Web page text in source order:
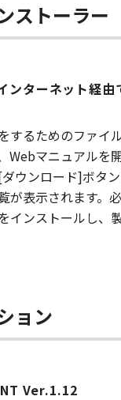
ストーラー
ンターネット経由
するためのファイ
Webマニュアルを
ウンロード]ボタ
が表示されます。
インストールし、
ョン
Ver.1.12